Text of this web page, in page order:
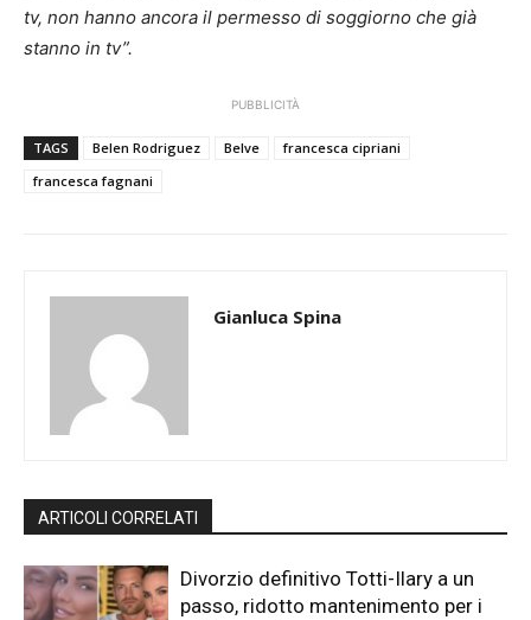
tv, non hanno ancora il permesso di soggiorno che già
stanno in tv”.
PUBBLICITÀ
TAGS Belen Rodriguez Belve
francesca cipriani
francesca fagnani
Gianluca Spina
ARTICOLI CORRELATI
Divorzio definitivo Totti-Ilary a un
passo, ridotto mantenimento per i